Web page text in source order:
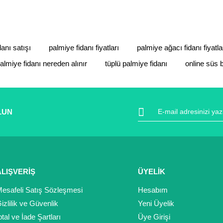
satışı palmiye fidanı fiyatları palmiye ağacı fidanı
fidanı nereden alınır tüplü palmiye fidanı online süs
Satış Sözleşmesi
ve Güvenlik
ve İade Şartları
ÜYELİK
Hesabım
Yeni Üyelik
Üye Girişi